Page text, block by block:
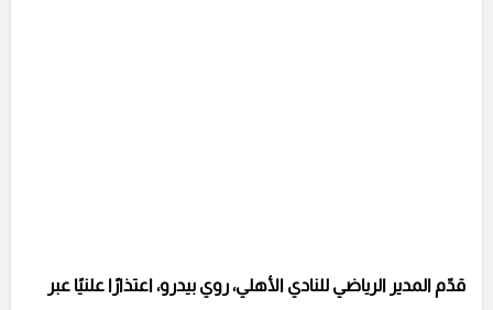
قدّم المدير الرياضي للنادي الأهلي، روي بيدرو، اعتذارًا علنيًا عبر